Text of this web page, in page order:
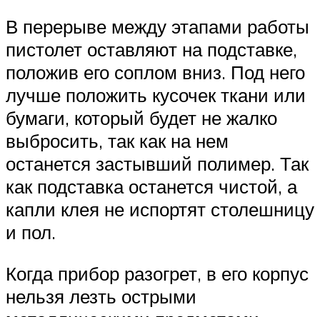
В перерыве между этапами работы
пистолет оставляют на подставке,
положив его соплом вниз. Под него
лучше положить кусочек ткани или
бумаги, который будет не жалко
выбросить, так как на нем
останется застывший полимер. Так
как подставка останется чистой, а
капли клея не испортят столешницу
и пол.
Когда прибор разогрет, в его корпус
нельзя лезть острыми